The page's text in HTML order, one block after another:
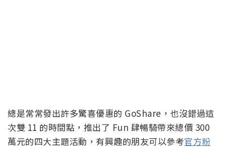
總是常常發出許多驚喜優惠的 GoShare，也沒錯過這
次雙 11 的時間點，推出了 Fun 肆暢騎帶來總價 300
萬元的四大主題活動，有興趣的朋友可以參考官方粉